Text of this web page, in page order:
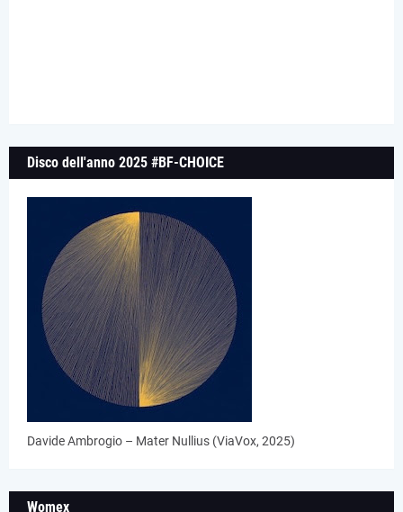
Disco dell'anno 2025 #BF-CHOICE
Davide Ambrogio – Mater Nullius (ViaVox, 2025)
Womex